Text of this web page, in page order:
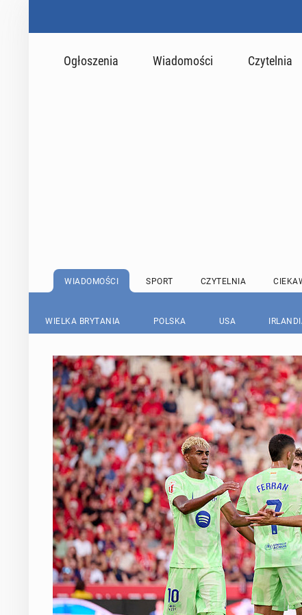
Ogłoszenia Wiadomości Czytelnia
WIADOMOŚCI SPORT CZYTELNIA
WIELKA BRYTANIA POLSKA USA